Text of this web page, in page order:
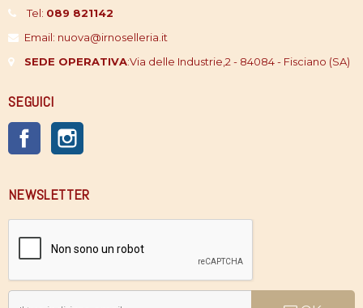
Tel: 089 821142
Email: nuova@irnoselleria.it
SEDE OPERATIVA:Via delle Industrie,2 - 84084 - Fisciano (SA)
SEGUICI
Facebook
NEWSLETTER